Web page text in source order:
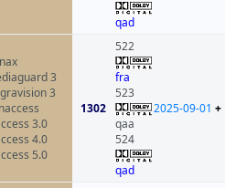
qad
3
3
3.0
4.0
5.0
1302
522
fra
523
qaa
524
qad
2025-09-01 +